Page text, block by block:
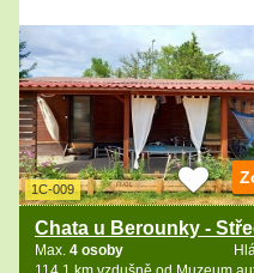
1C-009
Max. 4 osoby